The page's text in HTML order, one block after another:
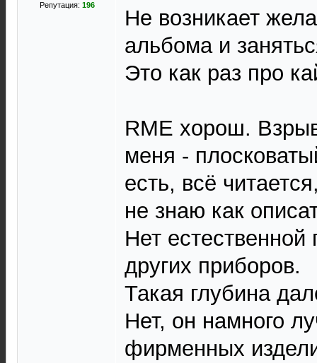
Репутация: 196
Не возникает
альбома и
Это как раз про
RME хорош.
меня -
есть, всё
не знаю как
Нет
других приборов.
Такая глубина
Нет, он намного
фирменных